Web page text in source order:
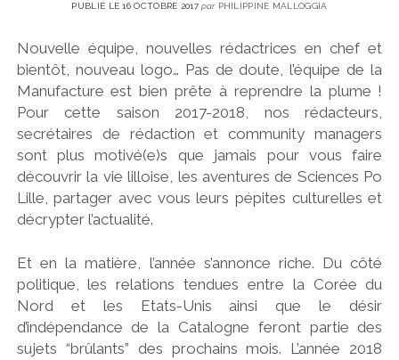
PUBLIÉ LE 16 OCTOBRE 2017parPHILIPPINE MALLOGGIA
Nouvelle équipe, nouvelles rédactrices en chef et
bientôt, nouveau logo… Pas de doute, l’équipe de la
Manufacture est bien prête à reprendre la plume !
Pour cette saison 2017-2018, nos rédacteurs,
secrétaires de rédaction et community managers
sont plus motivé(e)s que jamais pour vous faire
découvrir la vie lilloise, les aventures de Sciences Po
Lille, partager avec vous leurs pépites culturelles et
décrypter l’actualité.
Et en la matière, l’année s’annonce riche. Du côté
politique, les relations tendues entre la Corée du
Nord et les Etats-Unis ainsi que le désir
d’indépendance de la Catalogne feront partie des
sujets “brûlants” des prochains mois. L’année 2018